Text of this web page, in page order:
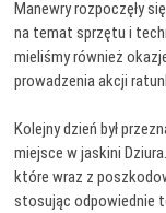
Manewry rozpoczęły
na temat sprzętu i
mieliśmy również
prowadzenia akcji
Kolejny dzień był
miejsce w jaskini
które wraz z
stosując odpowiednie